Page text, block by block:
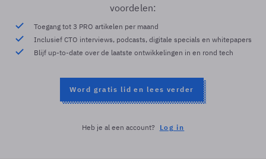
voordelen:
Toegang tot 3 PRO artikelen per maand
Inclusief CTO interviews, podcasts, digitale specials en whitepapers
Blijf up-to-date over de laatste ontwikkelingen in en rond tech
Word gratis lid en lees verder
Heb je al een account? Log in